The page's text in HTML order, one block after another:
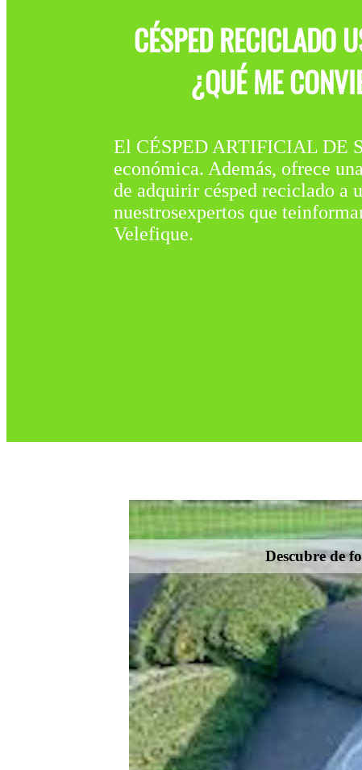
CÉSPED RECICLADO
¿QUÉ ME
El CÉSPED ARTIFICIAL DE
económica. Además, ofrece
de adquirir césped reciclado a
nuestrosexpertos que
Velefique.
Descubre de